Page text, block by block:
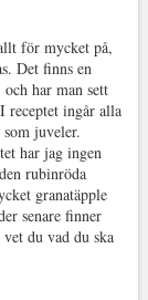
för mycket på,
Det finns en
och har man sett
receptet ingår alla
juveler.
har jag ingen
rubinröda
granatäpple
senare finner
du vad du ska